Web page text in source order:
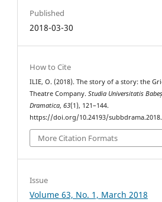
Published
2018-03-30
How to Cite
ILIE, O. (2018). The story of a story: the
Theatre Company.Studia Universitatis
Dramatica,63(1), 121–144.
https://doi.org/10.24193/
More Citation Formats
Issue
Volume 63, No. 1, March 2018